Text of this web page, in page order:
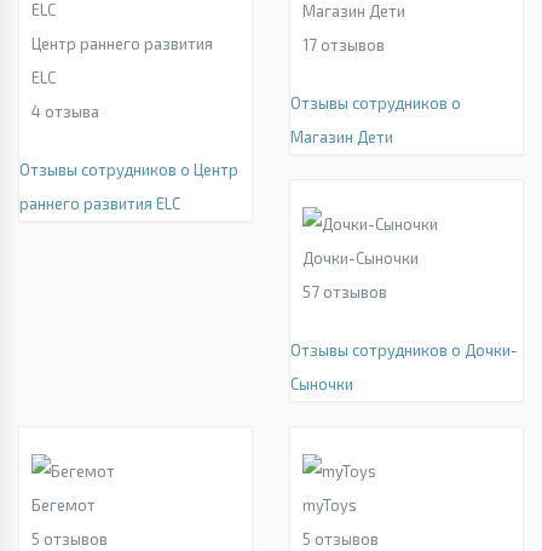
Центр раннего развития
ELC
4 отзыва
Отзывы сотрудников о Центр
раннего развития ELC
Магазин Дети
17 отзывов
Отзывы сотрудников о
Магазин Дети
Дочки-Сыночки
57 отзывов
Отзывы сотрудников о Дочки-
Сыночки
Бегемот
5 отзывов
myToys
5 отзывов